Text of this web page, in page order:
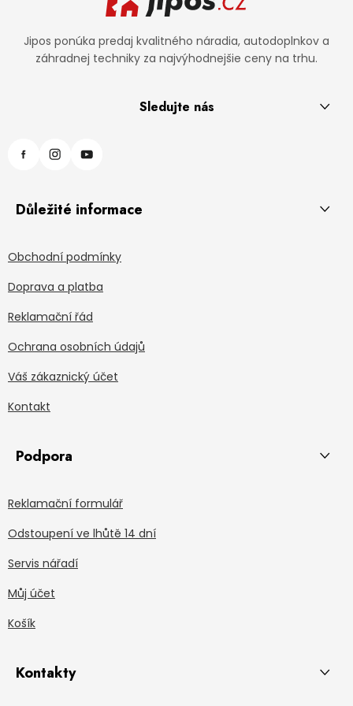
Jipos ponúka predaj kvalitného náradia, autodoplnkov a
záhradnej techniky za najvýhodnejšie ceny na trhu.
Sledujte nás
Důležité informace
Obchodní podmínky
Doprava a platba
Reklamační řád
Ochrana osobních údajů
Váš zákaznický účet
Kontakt
Podpora
Reklamační formulář
Odstoupení ve lhůtě 14 dní
Servis nářadí
Můj účet
Košík
Kontakty